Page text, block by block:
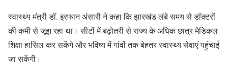
स्वास्थ्य मंत्री डॉ. इरफान अंसारी ने कहा कि झारखंड लंबे समय से डॉक्टरों
की कमी से जूझ रहा था। सीटों में बढ़ोतरी से राज्य के अधिक छात्र मेडिकल
शिक्षा हासिल कर सकेंगे और भविष्य में गांवों तक बेहतर स्वास्थ्य सेवाएं पहुंचाई
जा सकेंगी।